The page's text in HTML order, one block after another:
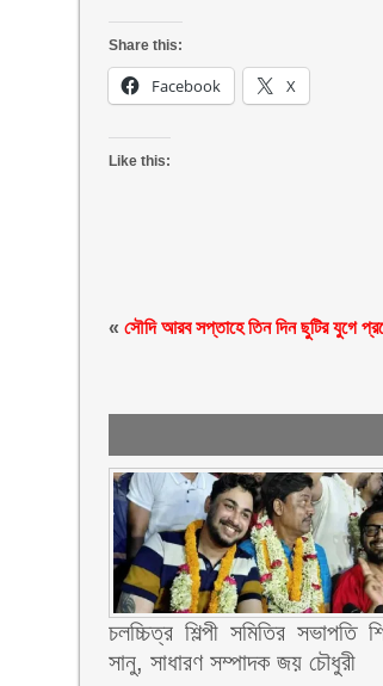
Share this:
Facebook X
Like this:
«সৌদি আরব সপ্তাহে তিন দিন ছুটির যুগে
চলচ্চিত্র শিল্পী সমিতির সভাপতি
সানু, সাধারণ সম্পাদক জয় চৌধুরী